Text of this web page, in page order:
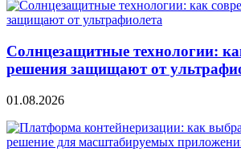
Солнцезащитные технологии:
решения защищают от
01.08.2026